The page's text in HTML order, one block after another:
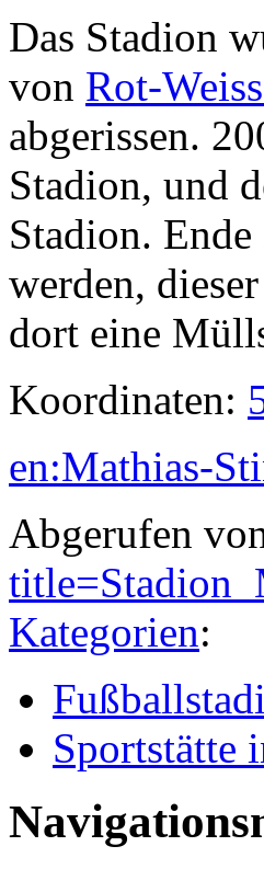
Das Stadion
von Rot-
abgerissen.
Stadion, und
Stadion.
werden,
dort eine
Koordinaten:
en:Mathias-
Abgerufen
Kategorien:
Sportstätte